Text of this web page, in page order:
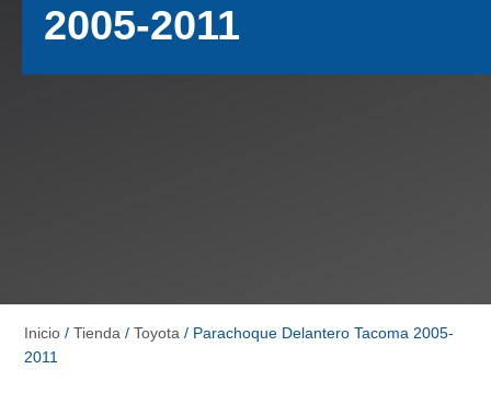
2005-2011
Inicio / Tienda / Toyota / Parachoque Delantero Tacoma 2005-
2011